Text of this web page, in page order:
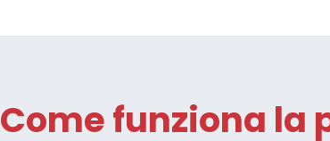
Come funziona la